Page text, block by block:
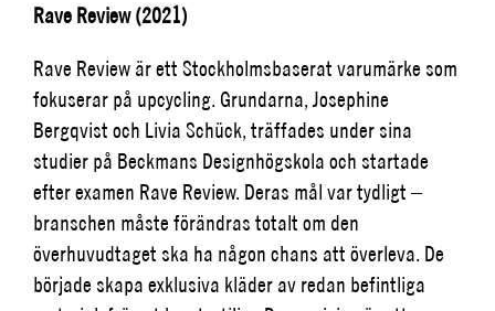
Rave Review (2021)
Rave Review är ett Stockholmsbaserat varumärke som
fokuserar på upcycling. Grundarna, Josephine
Bergqvist och Livia Schück, träffades under sina
studier på Beckmans Designhögskola och startade
efter examen Rave Review. Deras mål var tydligt –
branschen måste förändras totalt om den
överhuvudtaget ska ha någon chans att överleva. De
började skapa exklusiva kläder av redan befintliga